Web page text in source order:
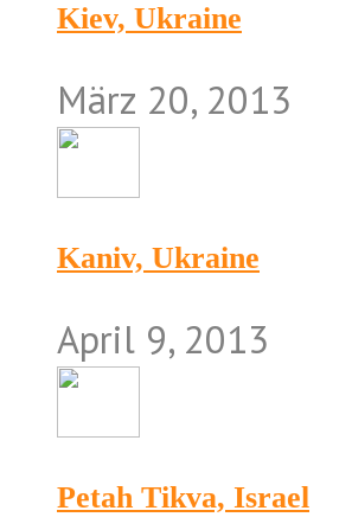
Kiev, Ukraine
März 20, 2013
Kaniv, Ukraine
April 9, 2013
Petah Tikva, Israel